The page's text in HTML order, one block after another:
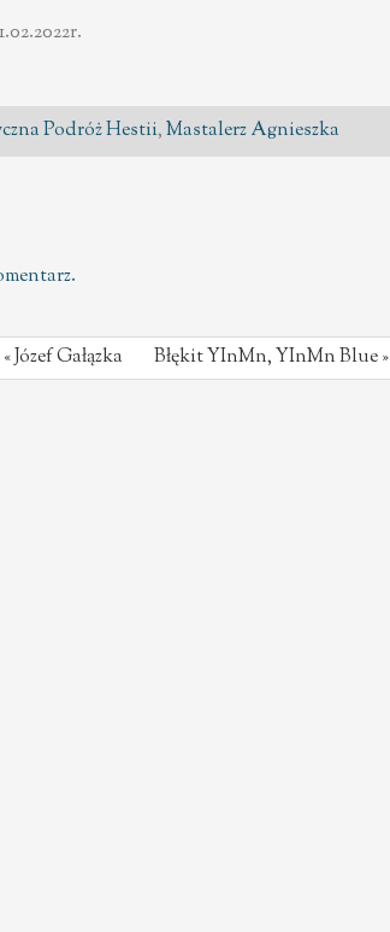
Podróż Hestii,Mastalerz Agnieszka
« Józef Gałązka Błękit YInMn, YInMn Blue »